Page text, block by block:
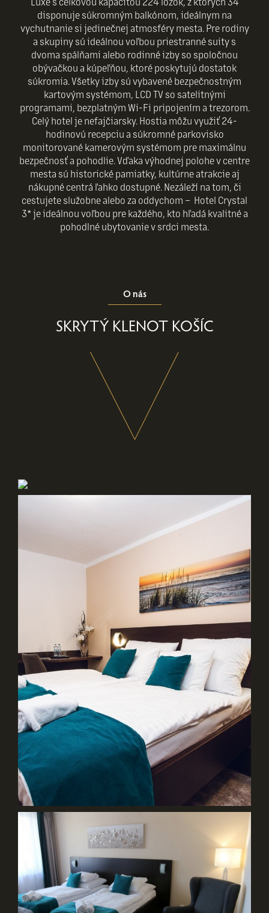
disponuje súkromným balkónom, ideálnym na
vychutnanie si jedinečnej atmosféry mesta. Pre rodiny
a skupiny sú ideálnou voľbou priestranné suity s
dvoma spálňami alebo rodinné izby so spoločnou
obývačkou a kúpeľňou, ktoré poskytujú dostatok
súkromia. Všetky izby sú vybavené bezpečnostným
kartovým systémom, LCD TV so satelitnými
programami, bezplatným Wi-Fi pripojením a trezorom.
Celý hotel je nefajčiarsky. Hostia môžu využiť 24-
hodinovú recepciu a súkromné parkovisko
monitorované kamerovým systémom pre maximálnu
bezpečnosť a pohodlie. Vďaka výhodnej polohe v centre
mesta sú historické pamiatky, kultúrne atrakcie aj
nákupné centrá ľahko dostupné. Nezáleží na tom, či
cestujete služobne alebo za oddychom – Hotel Crystal
3* je ideálnou voľbou pre každého, kto hľadá kvalitné a
pohodlné ubytovanie v srdci mesta.
O nás
SKRYTÝ KLENOT KOŠÍC